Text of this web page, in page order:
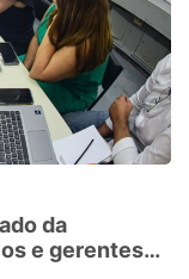
da
e gerentes